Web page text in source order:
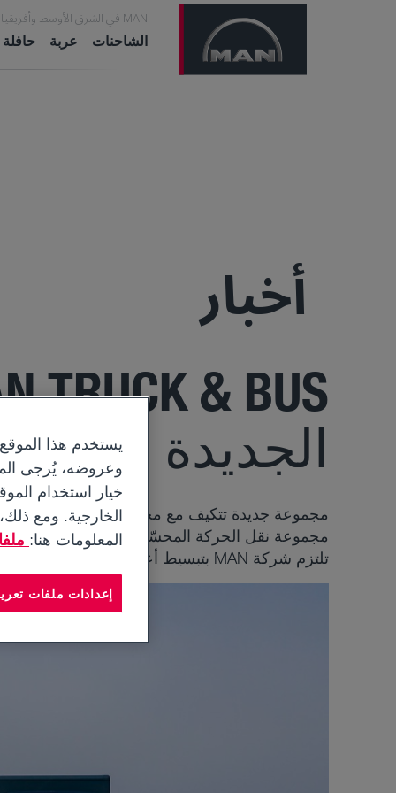
MAN في الشرق الأوسط وأفريقيا
الشاحنات عربة حافلة
أخبار
الجديدة في
مجموعة جديدة تتكيف مع مجموعة واسعة من
مجموعة نقل الحركة المحسّنة لضمان استمرار
تلتزم شركة MAN بتبسيط أعمال عملائها
يستخدم هذا
وعروضه، يُرجى
خيار استخدام
الخارجية. ومع
المعلومات هنا:
إعدادات ملفات